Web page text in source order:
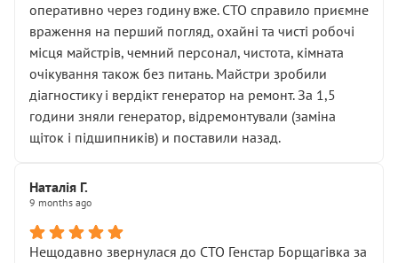
оперативно через годину вже. СТО справило приємне
враження на перший погляд, охайні та чисті робочі
місця майстрів, чемний персонал, чистота, кімната
очікування також без питань. Майстри зробили
діагностику і вердікт генератор на ремонт. За 1,5
години зняли генератор, відремонтували (заміна
щіток і підшипників) и поставили назад.
Наталія Г.
9 months ago
Нещодавно звернулася до СТО Генстар Борщагівка за